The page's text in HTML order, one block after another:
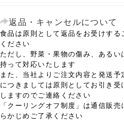
返品・キャンセルについて
食品は原則として返品をお受けす
ください
ただし、野菜・果物の傷み、ある
持って対応いたします
また、当社よりご注文内容と発送
につきましては原則としてお引き
しますのでご連絡ください
「クーリングオフ制度」は通信販
らかじめご了承ください